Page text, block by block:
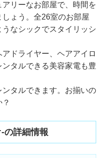
リーなお部屋で、時間を
ょう。全26室のお部屋
なシックでスタイリッシ
ドライヤー、ヘアアイロ
タルできる美容家電も豊
タルできます。お揃いの
の詳細情報